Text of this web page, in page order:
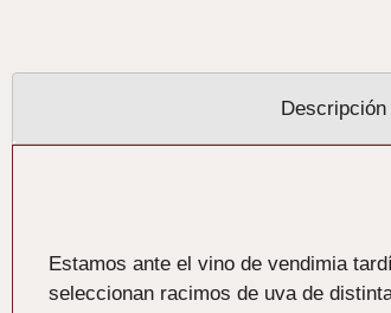
Descripción
Estamos ante el vino de vendimia
seleccionan racimos de uva de